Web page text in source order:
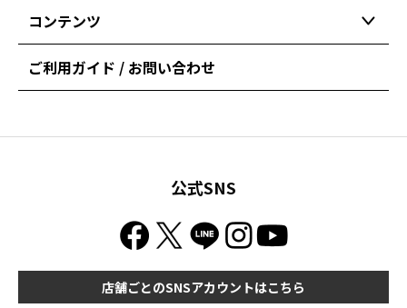
コンテンツ
ご利用ガイド / お問い合わせ
公式SNS
店舗ごとのSNSアカウントはこちら